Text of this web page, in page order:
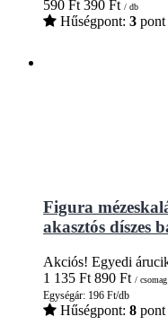
590 Ft 390 Ft / db
Hűségpont: 3 pont
Figura
akasztós díszes
Akciós! Egyedi
1 135 Ft 890 Ft / csomag
Egységár: 196 Ft/db
Hűségpont: 8 pont